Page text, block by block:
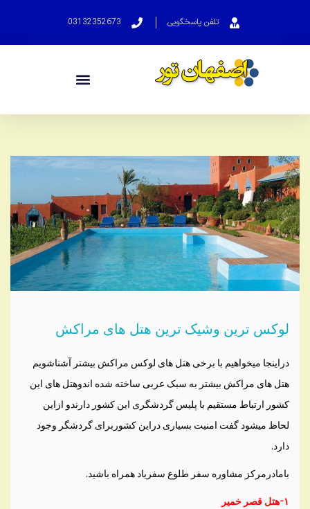
تلفن پاسخگویی 03132352673
لوکس ترین وشیک ترین هتل های مراکش
دراینجا میخواهیم با برخی هتل های لوکس مراکش بیشتر آشناشویم
هتل های مراکش بیشتر به سبک عربی ساخته شده اندوهتل های این
کشور ارتباط مستقیم با پلیس گردشگری این کشور دارندو ازاین
لحاظ میشود گفت امنیت بسیاری دراین کشوربرای گردشگر وجود
دارد.
بامادرمرکز مشاوره سفر طلوع سفریاد همراه باشید.
۱-هتل قصر خمیر